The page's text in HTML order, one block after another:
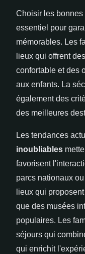
Choisir les bonnes
essentiel pour
mémorables. Les
lieux qui offrent
confortable et des
aux enfants. La
également des
des meilleures
Les tendances
inoubliables
favorisent
parcs nationaux
lieux qui
que des musées
populaires. Les
séjours qui
qui enrichit